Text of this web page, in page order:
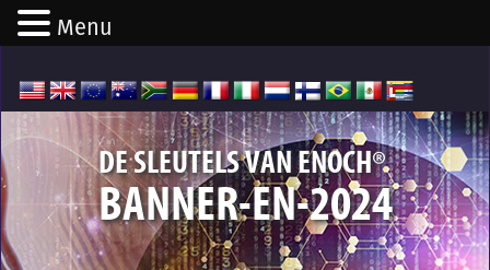
DE SLEUTELS VAN ENOCH®
BANNER-EN-2024
Menu